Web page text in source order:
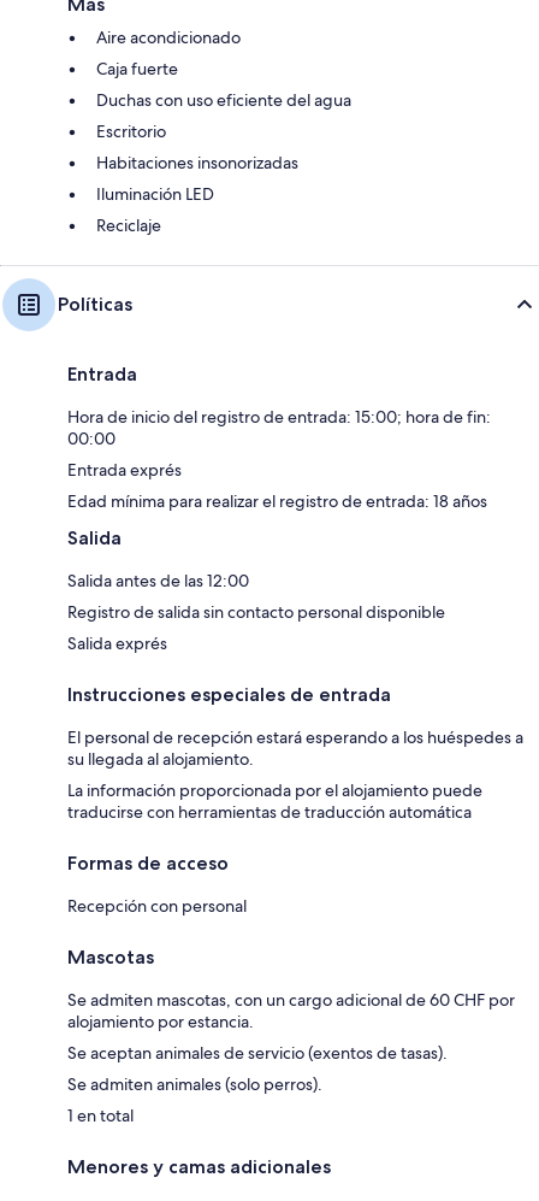
Aire acondicionado
Caja fuerte
Duchas con uso eficiente del agua
Escritorio
Habitaciones insonorizadas
Iluminación LED
Reciclaje
Políticas
Entrada
Hora de inicio del registro de entrada: 15:00; hora de fin:
00:00
Entrada exprés
Edad mínima para realizar el registro de entrada: 18 años
Salida
Salida antes de las 12:00
Registro de salida sin contacto personal disponible
Salida exprés
Instrucciones especiales de entrada
El personal de recepción estará esperando a los huéspedes a
su llegada al alojamiento.
La información proporcionada por el alojamiento puede
traducirse con herramientas de traducción automática
Formas de acceso
Recepción con personal
Mascotas
Se admiten mascotas, con un cargo adicional de 60 CHF por
alojamiento por estancia.
Se aceptan animales de servicio (exentos de tasas).
Se admiten animales (solo perros).
1 en total
Menores y camas adicionales